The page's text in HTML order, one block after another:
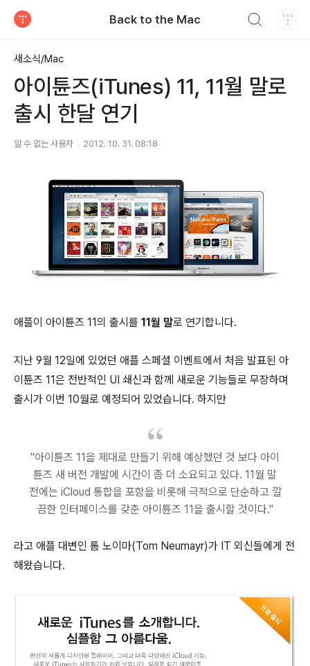
Back to the Mac
새소식/Mac
아이튠즈(iTunes) 11, 11월 말로
출시 한달 연기
알 수 없는 사용자 2012. 10. 31. 08:18
애플이 아이튠즈 11의 출시를 11월 말로 연기합니다.
지난 9월 12일에 있었던 애플 스페셜 이벤트에서 처음 발표된 아
이튠즈 11은 전반적인 UI 쇄신과 함께 새로운 기능들로 무장하며
출시가 이번 10월로 예정되어 있었습니다. 하지만
"아이튠즈 11을 제대로 만들기 위해 예상했던 것 보다 아이
튠즈 새 버전 개발에 시간이 좀 더 소요되고 있다. 11월 말
전에는 iCloud 통합을 포함을 비롯해 극적으로 단순하고 깔
끔한 인터페이스를 갖춘 아이튠즈 11을 출시할 것이다."
라고 애플 대변인 톰 노이마(Tom Neumayr)가 IT 외신들에게 전
해왔습니다.